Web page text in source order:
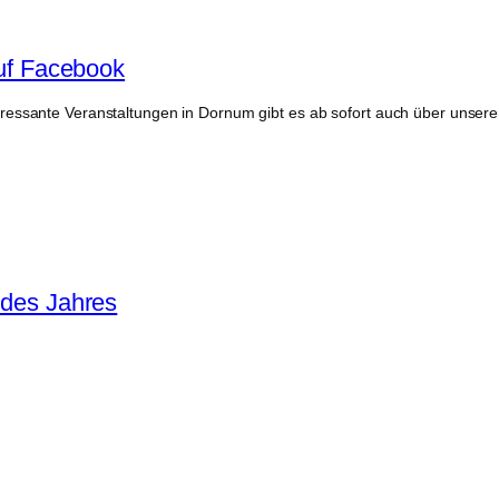
Facebook
Veranstaltungen in Dornum gibt es ab sofort auch über
Jahres